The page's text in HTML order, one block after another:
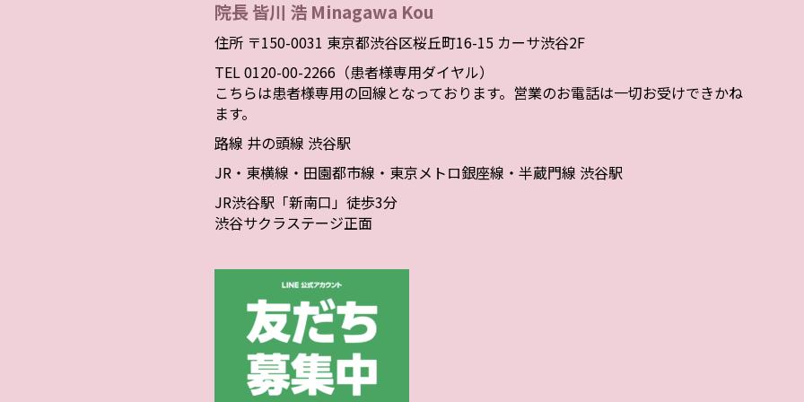
院長 皆川 浩 Minagawa Kou
住所 〒150-0031 東京都渋谷区桜丘町16-15 カーサ渋谷2F
TEL 0120-00-2266（患者様専用ダイヤル）
こちらは患者様専用の回線となっております。営業のお電話は一切お受けできかね
ます。
路線 井の頭線 渋谷駅
JR・東横線・田園都市線・東京メトロ銀座線・半蔵門線 渋谷駅
JR渋谷駅「新南口」徒歩3分
渋谷サクラステージ正面